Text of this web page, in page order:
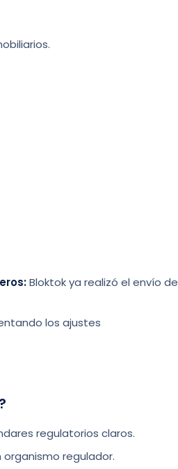
Bloktok ya realizó el envío de
los ajustes
regulatorios claros.
regulador.